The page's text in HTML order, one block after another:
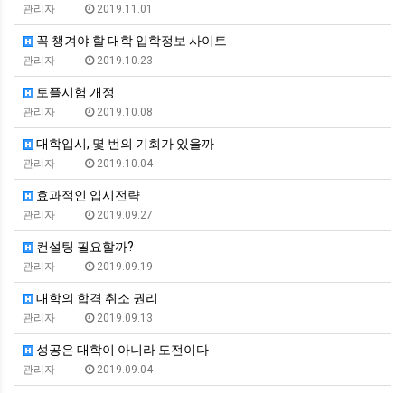
관리자 2019.11.01
꼭 챙겨야 할 대학 입학정보 사이트
관리자 2019.10.23
토플시험 개정
관리자 2019.10.08
대학입시, 몇 번의 기회가 있을까
관리자 2019.10.04
효과적인 입시전략
관리자 2019.09.27
컨설팅 필요할까?
관리자 2019.09.19
대학의 합격 취소 권리
관리자 2019.09.13
성공은 대학이 아니라 도전이다
관리자 2019.09.04